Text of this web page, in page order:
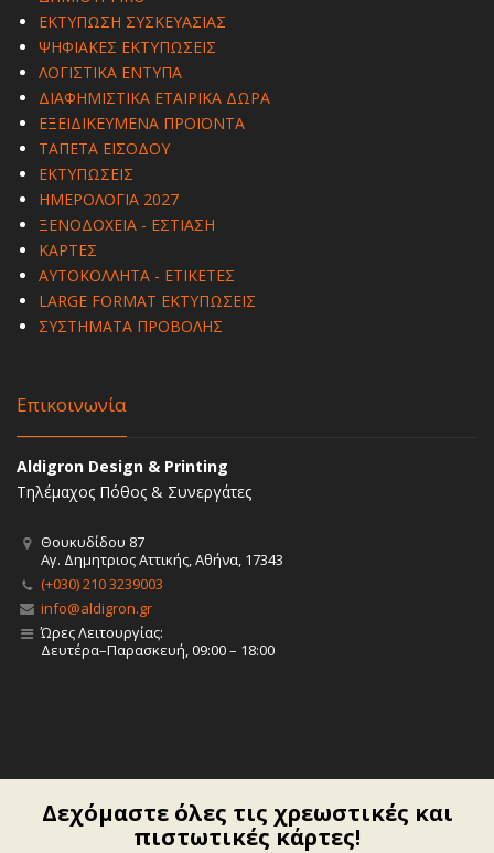
ΕΚΤΥΠΩΣΗ ΣΥΣΚΕΥΑΣΙΑΣ
ΨΗΦΙΑΚΕΣ ΕΚΤΥΠΩΣΕΙΣ
ΛΟΓΙΣΤΙΚΑ ΕΝΤΥΠΑ
ΔΙΑΦΗΜΙΣΤΙΚΑ ΕΤΑΙΡΙΚΑ ΔΩΡΑ
ΕΞΕΙΔΙΚΕΥΜΕΝΑ ΠΡΟΪΟΝΤΑ
ΤΑΠΕΤΑ ΕΙΣΟΔΟΥ
ΕΚΤΥΠΩΣΕΙΣ
ΗΜΕΡΟΛΟΓΙΑ 2027
ΞΕΝΟΔΟΧΕΙΑ - ΕΣΤΙΑΣΗ
ΚΑΡΤΕΣ
ΑΥΤΟΚΟΛΛΗΤΑ - ΕΤΙΚΕΤΕΣ
LARGE FORMAT ΕΚΤΥΠΩΣΕΙΣ
ΣΥΣΤΗΜΑΤΑ ΠΡΟΒΟΛΗΣ
Επικοινωνία
Aldigron Design & Printing
Τηλέμαχος Πόθος & Συνεργάτες
Θουκυδίδου 87
Αγ. Δημητριος Αττικής, Αθήνα, 17343
(+030) 210 3239003
info@aldigron.gr
Ώρες Λειτουργίας:
Δευτέρα–Παρασκευή, 09:00 – 18:00
Δεχόμαστε όλες τις χρεωστικές και
πιστωτικές κάρτες!